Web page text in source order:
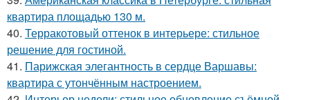
квартира площадью 130 м.
40. Терракотовый оттенок в интерьере: стильное
решение для гостиной.
41. Парижская элегантность в сердце Варшавы:
квартира с утончённым настроением.